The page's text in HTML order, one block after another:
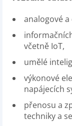
analogové
včetně IoT,
umělé
výkonové
napájecích
přenosu a
techniky a